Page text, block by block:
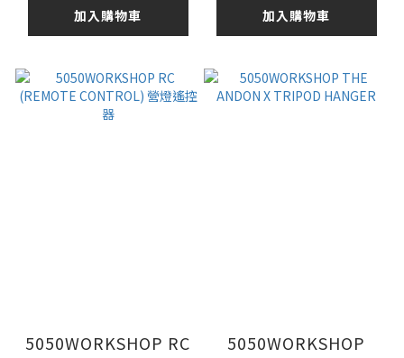
加入購物車
加入購物車
5050WORKSHOP RC
5050WORKSHOP